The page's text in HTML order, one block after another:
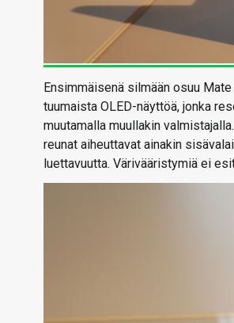
Ensimmäisenä silmään osuu
tuumaista OLED-näyttöä, jonka
muutamalla muullakin
reunat aiheuttavat ainakin
luettavuutta. Värivääristymiä ei